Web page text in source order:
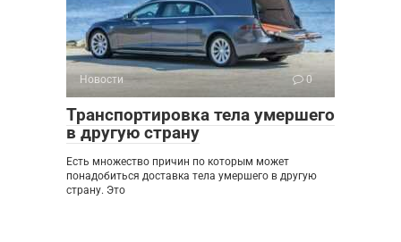
Новости 0
Транспортировка тела умершего
в другую страну
Есть множество причин по которым может
понадобиться доставка тела умершего в другую
страну. Это